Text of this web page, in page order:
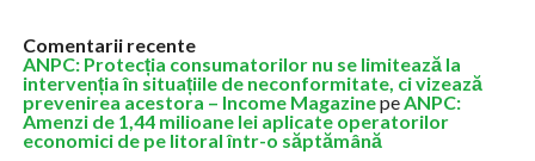
Comentarii recente
ANPC: Protecția consumatorilor nu se limitează la
intervenția în situațiile de neconformitate, ci vizează
prevenirea acestora – Income MagazinepeANPC:
Amenzi de 1,44 milioane lei aplicate operatorilor
economici de pe litoral într-o săptămână